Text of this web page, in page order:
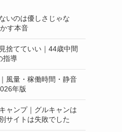
いのは優しさじゃな
す本音
捨てていい｜44歳中間
指導
風量・稼働時間・静音
年版
ャンプ｜グルキャンは
サイトは失敗でした